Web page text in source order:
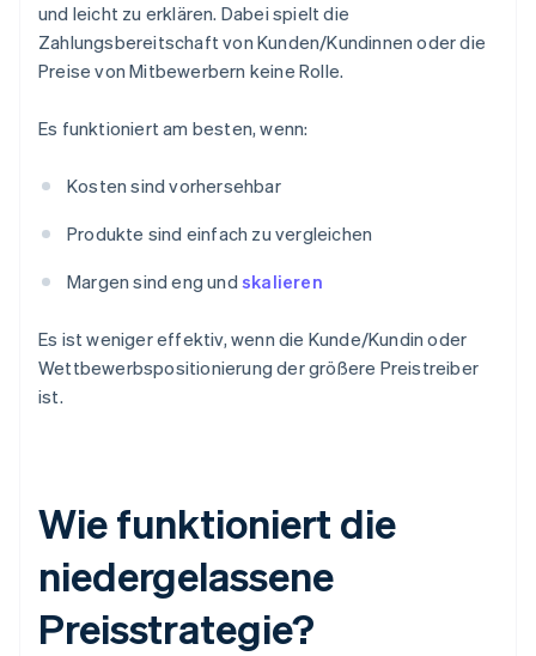
und leicht zu erklären. Dabei spielt die
Zahlungsbereitschaft von Kunden/Kundinnen oder die
Preise von Mitbewerbern keine Rolle.
Es funktioniert am besten, wenn:
Kosten sind vorhersehbar
Produkte sind einfach zu vergleichen
Margen sind eng und skalieren
Es ist weniger effektiv, wenn die Kunde/Kundin oder
Wettbewerbspositionierung der größere Preistreiber
ist.
Wie funktioniert die
niedergelassene
Preisstrategie?